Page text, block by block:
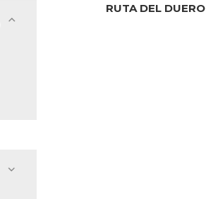
RUTA DEL DUERO